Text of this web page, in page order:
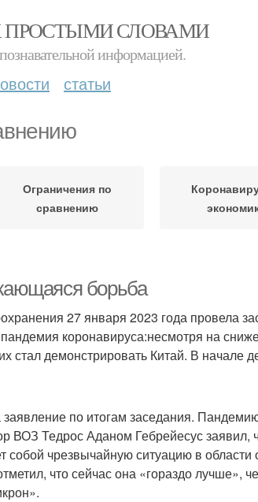
ПРОСТЫМИ СЛОВАМИ
информацией.
статьи
Ограничения по
сравнению
борьба
27 января 2023 года провела
коронавируса:несмотря на
стал демонстрировать Китай. В начале
по итогам заседания.
ВОЗ Тедрос Аданом Гебрейесус заявил,
собой чрезвычайную ситуацию в области
что сейчас она «гораздо лучше»,